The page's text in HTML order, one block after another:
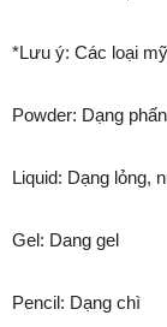
*Lưu ý: Các loại
Powder: Dạng phấn
Liquid: Dạng lỏng,
Gel: Dang gel
Pencil: Dạng chì